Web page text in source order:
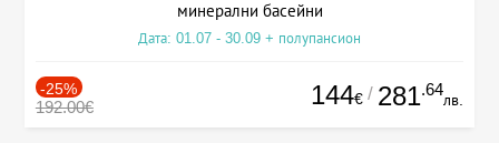
минерални басейни
Дата: 01.07 - 30.09 + полупансион
-25%
192.00€ 144€ / 281.64
лв.